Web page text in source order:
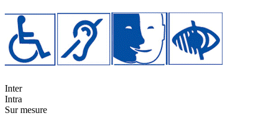
Inter
Intra
Sur mesure